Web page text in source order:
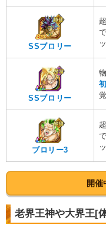
バーダック3
2.0 /10点
【
【
【
SSブロリー
で
SSブロリー
ブロリー3
で
開催
老界王神や大界王[